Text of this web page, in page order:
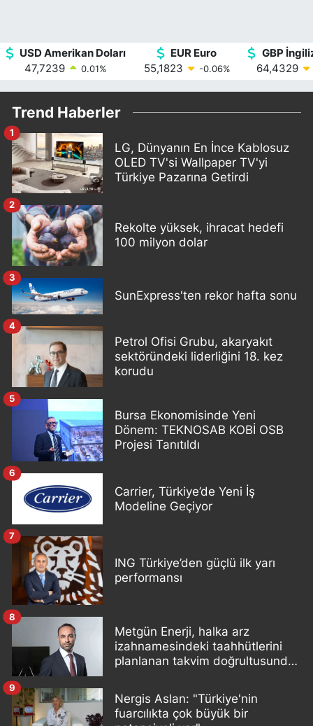
USD Amerikan Doları
47,7239
0.01%
EUR Euro
55,1823
-0.06%
GBP
64,4329
Trend Haberler
LG, Dünyanın En İnce Kablosuz
OLED TV'si Wallpaper TV'yi
Türkiye Pazarına Getirdi
1
Rekolte yüksek, ihracat hedefi
100 milyon dolar
2
SunExpress'ten rekor hafta sonu
3
Petrol Ofisi Grubu, akaryakıt
sektöründeki liderliğini 18. kez
korudu
4
Bursa Ekonomisinde Yeni
Dönem: TEKNOSAB KOBİ OSB
Projesi Tanıtıldı
5
Carrier, Türkiye’de Yeni İş
Modeline Geçiyor
6
ING Türkiye’den güçlü ilk yarı
performansı
7
Metgün Enerji, halka arz
izahnamesindeki taahhütlerini
planlanan takvim doğrultusunda
8
Nergis Aslan: "Türkiye'nin
fuarcılıkta çok büyük bir
9